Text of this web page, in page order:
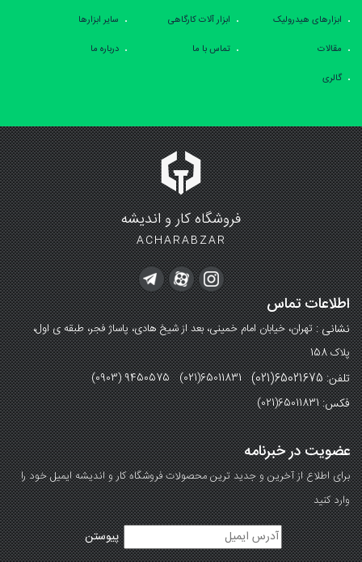
ابزارهای هیدرولیک
ابزار آلات کارگاهی
سایر ابزارها
مقالات
تماس با ما
درباره ما
گالری
فروشگاه کار و اندیشه
ACHARABZAR
اطلاعات تماس
نشانی :تهران، خیابان امام خمینی، بعد از شیخ هادی، پاساژ فجر، طبقه ی اول،
پلاک 158
تلفن: 65021675(021) (0903) 9450575 (021)65011831
فکس:(021)65011831
عضویت در خبرنامه
برای اطلاع از آخرین و جدید ترین محصولات فروشگاه کار و اندیشه ایمیل خود را
وارد کنید